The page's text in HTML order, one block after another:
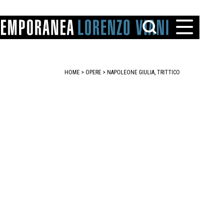
HOME > OPERE > NAPOLEONE GIULIA, TRITTICO